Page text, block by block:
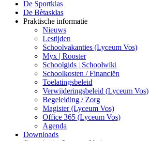
De Sportklas
De Bètasklas
Praktische informatie
Nieuws
Lestijden
Schoolvakanties (Lyceum Vos)
Myx | Rooster
Schoolgids | Schoolwiki
Schoolkosten / Financiën
Toelatingsbeleid
Verwijderingsbeleid (Lyceum Vos)
Begeleiding / Zorg
Magister (Lyceum Vos)
Office 365 (Lyceum Vos)
Agenda
Downloads